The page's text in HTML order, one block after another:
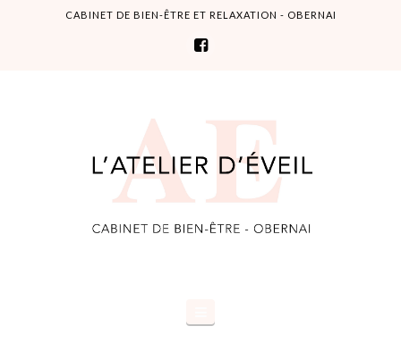
CABINET DE BIEN-ÊTRE ET RELAXATION - OBERNAI
L'Atelier
d'éveil